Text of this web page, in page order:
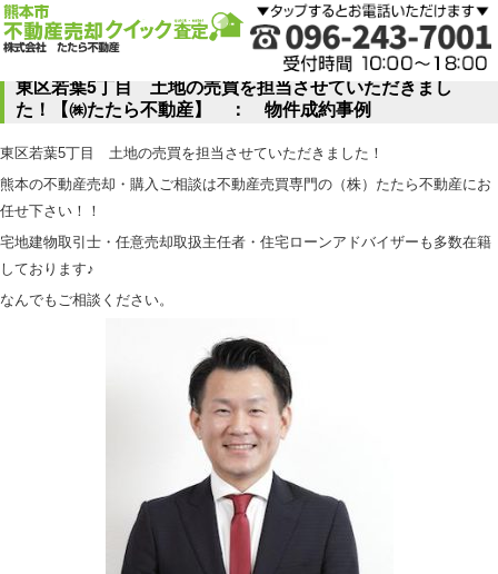
東区若葉5丁目 土地の売買を担当させていただきまし
た！【㈱たたら不動産】 ： 物件成約事例
東区若葉5丁目 土地の売買を担当させていただきました！
熊本の不動産売却・購入ご相談は不動産売買専門の（株）たたら不動産にお
任せ下さい！！
宅地建物取引士・任意売却取扱主任者・住宅ローンアドバイザーも多数在籍
しております♪
なんでもご相談ください。